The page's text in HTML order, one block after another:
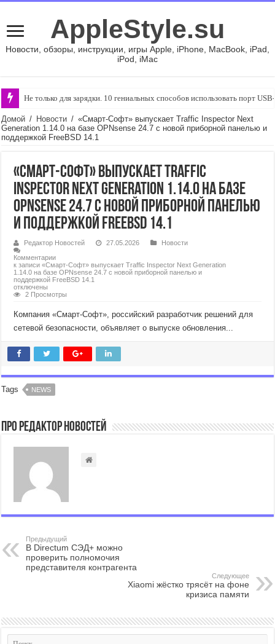
AppleStyle.su
Новости, обзоры, инструкции, игры Apple, iPhone, MacBook, iPad,
iPod, iMac
Не только для зарядки. 10 гениальных способов использовать порт
Домой / Новости / «Смарт-Софт» выпускает Traffic Inspector Next
Generation 1.14.0 на базе OPNsense 24.7 с новой приборной панелью и
поддержкой FreeBSD 14.1
«Смарт-Софт» выпускает Traffic
Inspector Next Generation 1.14.0 на базе
OPNsense 24.7 с новой приборной панелью
и поддержкой FreeBSD 14.1
Редактор Новостей 27.05.2026
Новости
Комментарии
к записи «Смарт-Софт» выпускает Traffic Inspector Next Generation
1.14.0 на базе OPNsense 24.7 с новой приборной панелью и
поддержкой FreeBSD 14.1
отключены
2 Просмотры
Компания «Смарт-Софт», российский разработчик решений для
сетевой безопасности, объявляет о выпуске обновления...
Tags NEWS
Про Редактор Новостей
Предыдущий
В Directum СЭД+ можно
проверить полномочия
представителя контрагента
Следующее
Xiaomi жёстко трясёт на фоне
кризиса памяти